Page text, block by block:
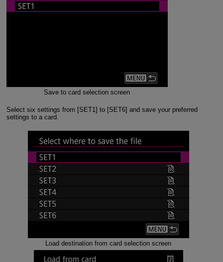
Save to card selection screen
Select six settings from [SET1] to [SET6] and save your preferred
settings to a card.
Load destination from card selection screen